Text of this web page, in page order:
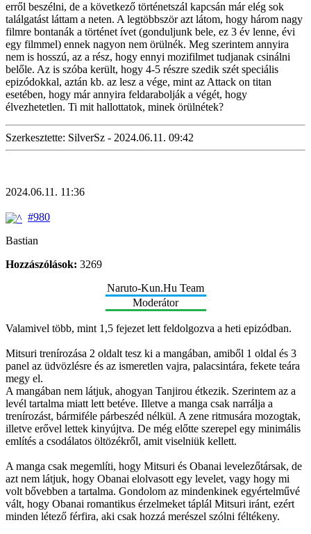
erről beszélni, de a következő történetszál kapcsán már elég sok
találgatást láttam a neten. A legtöbbször azt látom, hogy három nagy
filmre bontanák a történet ívet (gonduljunk bele, ez 3 év lenne, évi
egy filmmel) ennek nagyon nem örülnék. Meg szerintem annyira
nem is hosszú, az a rész, hogy ennyi mozifilmet tudjanak csinálni
belőle. Az is szóba került, hogy 4-5 részre szedik szét speciális
epizódokkal, aztán kb. az lesz a vége, mint az Attack on titan
esetében, hogy már annyira feldarabolják a végét, hogy
élvezhetetlen. Ti mit hallottatok, minek örülnétek?
Szerkesztette: SilverSz - 2024.06.11. 09:42
2024.06.11. 11:36
#980
Bastian
Hozzászólások: 3269
Naruto-Kun.Hu Team
Moderátor
Valamivel több, mint 1,5 fejezet lett feldolgozva a heti epizódban.
Mitsuri trenírozása 2 oldalt tesz ki a mangában, amiből 1 oldal és 3
panel az üdvözlésre és az ismeretlen vajra, palacsintára, fekete teára
megy el.
A mangában nem látjuk, ahogyan Tanjirou étkezik. Szerintem az a
levél tartalma miatt lett betéve. Illetve a manga csak narrálja a
trenírozást, bármiféle párbeszéd nélkül. A zene ritmusára mozogtak,
illetve erővel lettek kinyújtva. De még előtte szerepel egy minimális
említés a csodálatos öltözékről, amit viselniük kellett.
A manga csak megemlíti, hogy Mitsuri és Obanai levelezőtársak, de
azt nem látjuk, hogy Obanai elolvasott egy levelet, vagy hogy mi
volt bővebben a tartalma. Gondolom az mindenkinek egyértelművé
vált, hogy Obanai romantikus érzelmeket táplál Mitsuri iránt, ezért
minden létező férfira, aki csak hozzá merészel szólni féltékeny.